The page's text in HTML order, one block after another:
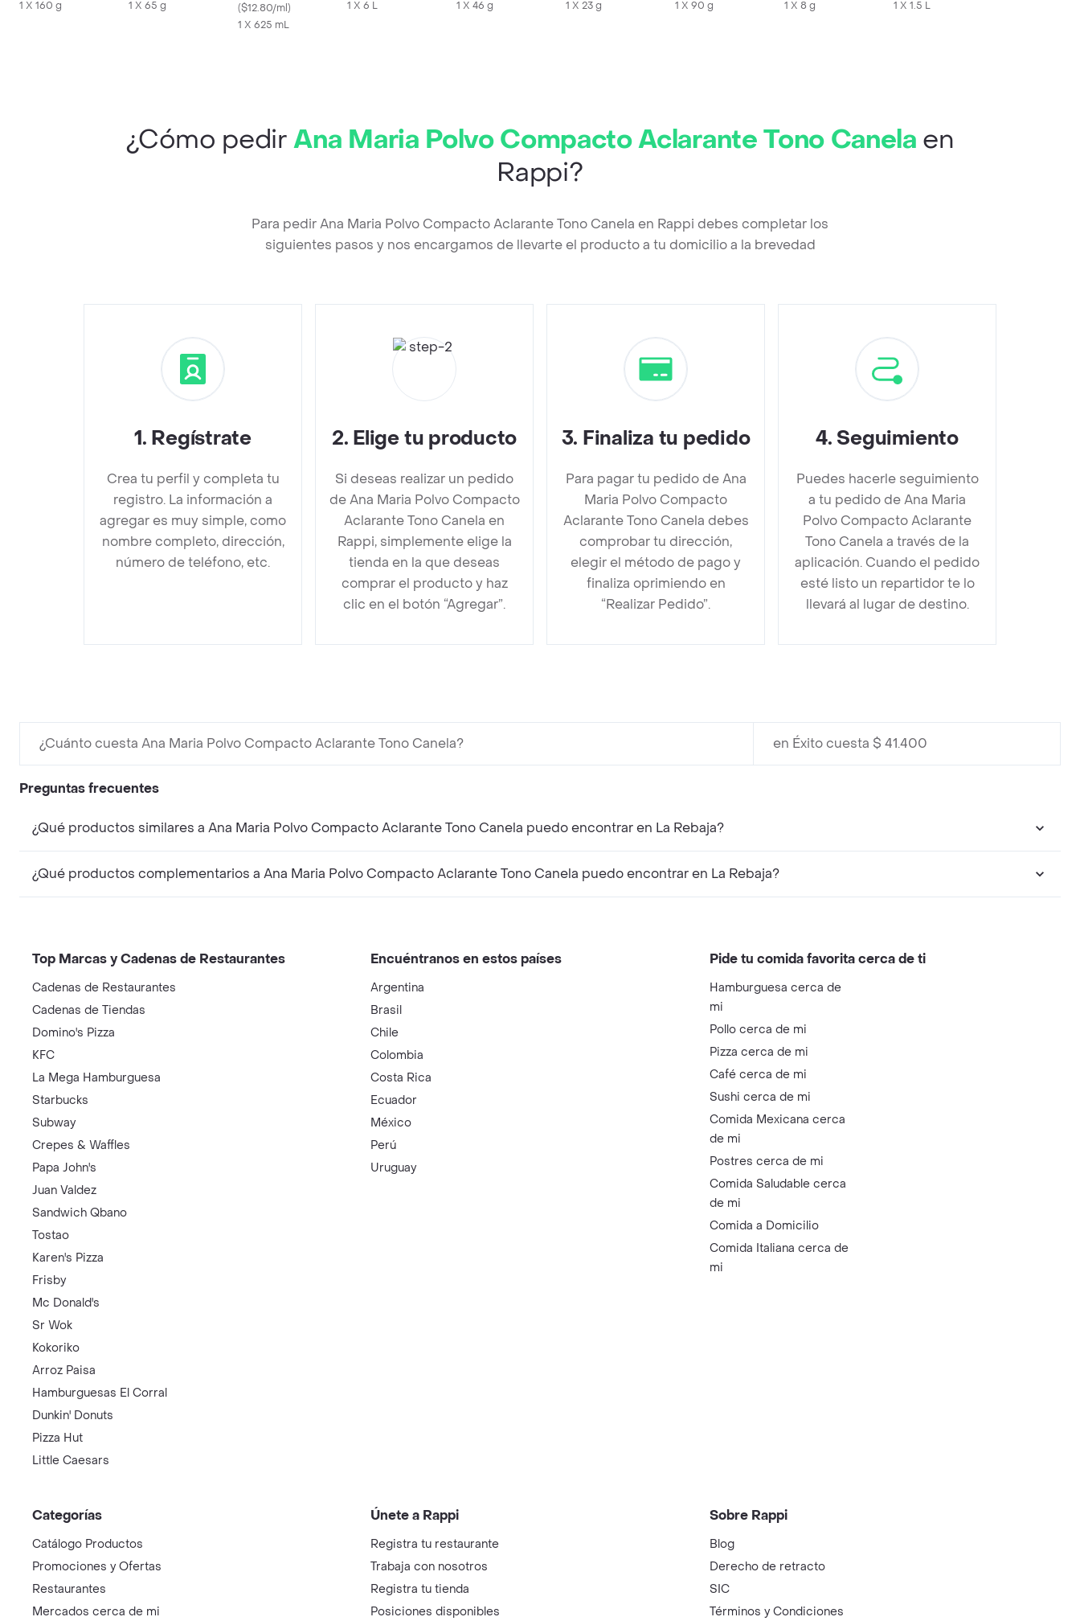
1 X 160 g
1 X 65 g
Kiwi
($12.80/ml)
1 X 625 mL
1 X 6 L
1 X 46 g
1 X 23 g
1 X 90 g
1 X 8 g
1 X 1.5 L
¿Cómo pedirAna Maria Polvo Compacto Aclarante Tono Canela en
Rappi?
Para pedir Ana Maria Polvo Compacto Aclarante Tono Canela en Rappi debes completar los
siguientes pasos y nos encargamos de llevarte el producto a tu domicilio a la brevedad
1. Regístrate
Crea tu perfil y completa tu
registro. La información a
agregar es muy simple, como
nombre completo, dirección,
número de teléfono, etc.
2. Elige tu producto
Si deseas realizar un pedido
de Ana Maria Polvo Compacto
Aclarante Tono Canela en
Rappi, simplemente elige la
tienda en la que deseas
comprar el producto y haz
clic en el botón “Agregar”.
3. Finaliza tu pedido
Para pagar tu pedido de Ana
Maria Polvo Compacto
Aclarante Tono Canela debes
comprobar tu dirección,
elegir el método de pago y
finaliza oprimiendo en
“Realizar Pedido”.
4. Seguimiento
Puedes hacerle seguimiento
a tu pedido de Ana Maria
Polvo Compacto Aclarante
Tono Canela a través de la
aplicación. Cuando el pedido
esté listo un repartidor te lo
llevará al lugar de destino.
¿Cuánto cuesta Ana Maria Polvo Compacto Aclarante Tono Canela? en Éxito cuesta $ 41.400
Preguntas frecuentes
¿Qué productos similares a Ana Maria Polvo Compacto Aclarante Tono Canela puedo encontrar en La Rebaja?
¿Qué productos complementarios a Ana Maria Polvo Compacto Aclarante Tono Canela puedo encontrar en La Rebaja?
Top Marcas y Cadenas de Restaurantes
Cadenas de Restaurantes
Cadenas de Tiendas
Domino's Pizza
KFC
La Mega Hamburguesa
Starbucks
Subway
Crepes & Waffles
Papa John's
Juan Valdez
Sandwich Qbano
Tostao
Karen's Pizza
Frisby
Mc Donald's
Sr Wok
Kokoriko
Arroz Paisa
Hamburguesas El Corral
Dunkin' Donuts
Pizza Hut
Little Caesars
Encuéntranos en estos países
Argentina
Brasil
Chile
Colombia
Costa Rica
Ecuador
México
Perú
Uruguay
Pide tu comida favorita cerca de ti
Hamburguesa cerca de
mi
Pollo cerca de mi
Pizza cerca de mi
Café cerca de mi
Sushi cerca de mi
Comida Mexicana cerca
de mi
Postres cerca de mi
Comida Saludable cerca
de mi
Comida a Domicilio
Comida Italiana cerca de
mi
Categorías
Catálogo Productos
Promociones y Ofertas
Restaurantes
Mercados cerca de mi
Únete a Rappi
Registra tu restaurante
Trabaja con nosotros
Registra tu tienda
Posiciones disponibles
Sobre Rappi
Blog
Derecho de retracto
SIC
Términos y Condiciones